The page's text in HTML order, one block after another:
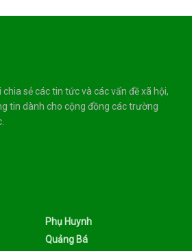
sẻ các tin tức và các vấn đề xã hội,
tin dành cho cộng đồng các trường
Phụ Huynh
Quảng Bá